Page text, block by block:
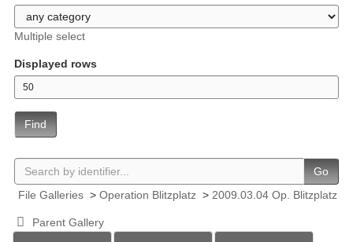
Multiple select
Displayed rows
Find
Go
File Galleries > Operation Blitzplatz > 2009.03.04 Op. Blitzplatz
Parent Gallery